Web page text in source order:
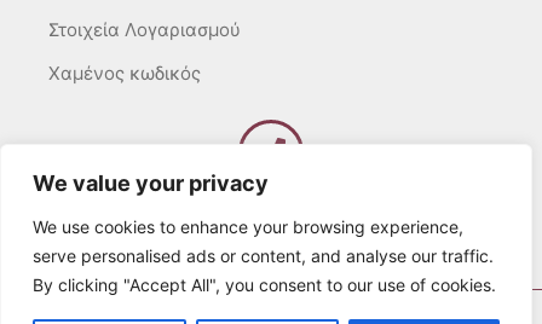
We value your privacy
We use cookies to enhance your browsing experience,
serve personalised ads or content, and analyse our traffic.
By clicking "Accept All", you consent to our use of cookies.
Στοιχεία Λογαριασμού
Χαμένος κωδικός
Καλέστε μας
Δευτ – Τετ. – Σαβ. : 10:00 – 15:00
Τρίτ. – Πέμπτ. – Παρ. : 10:00 – 21:00